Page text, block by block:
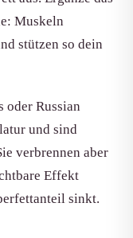
Muskeln
stützen so dein
oder Russian
und sind
verbrennen aber
Effekt
sinkt.